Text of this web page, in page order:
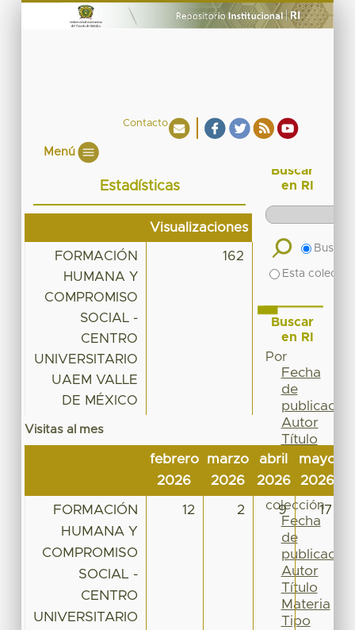
Contacto
Menú
Estadísticas
Visualizaciones
FORMACIÓN
HUMANA Y
COMPROMISO
SOCIAL -
CENTRO
UNIVERSITARIO
UAEM VALLE
DE MÉXICO
162
Visitas al mes
febrero
2026
marzo
2026
abril
2026
mayo
2026
FORMACIÓN
HUMANA Y
COMPROMISO
SOCIAL -
CENTRO
UNIVERSITARIO
12 2 9 17
Buscar
en RI
Buscar
Esta
Buscar
en RI
Por
Fecha
de
publicación
Autor
Título
Materia
Tipo
colección
Fecha
de
publicación
Autor
Título
Materia
Tipo